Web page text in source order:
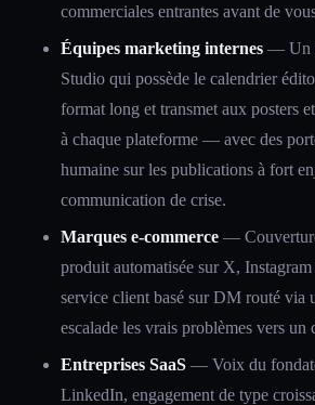
commerciales entrantes avant de
Équipes marketing internes — Un
Studio qui possède le calendrier
format long et transmet aux posters
à chaque plateforme — avec des
humaine sur les publications à fort
communication de crise.
Marques e-commerce —
produit automatisée sur X,
service client basé sur DM routé via
escalade les vrais problèmes vers un
Entreprises SaaS — Voix du
LinkedIn, engagement de type